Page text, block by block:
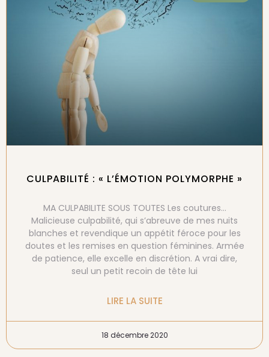
CULPABILITÉ : « L’ÉMOTION POLYMORPHE »
MA CULPABILITE SOUS TOUTES Les coutures…
Malicieuse culpabilité, qui s’abreuve de mes nuits
blanches et revendique un appétit féroce pour les
doutes et les remises en question féminines. Armée
de patience, elle excelle en discrétion. A vrai dire,
seul un petit recoin de tête lui
LIRE LA SUITE
18 décembre 2020